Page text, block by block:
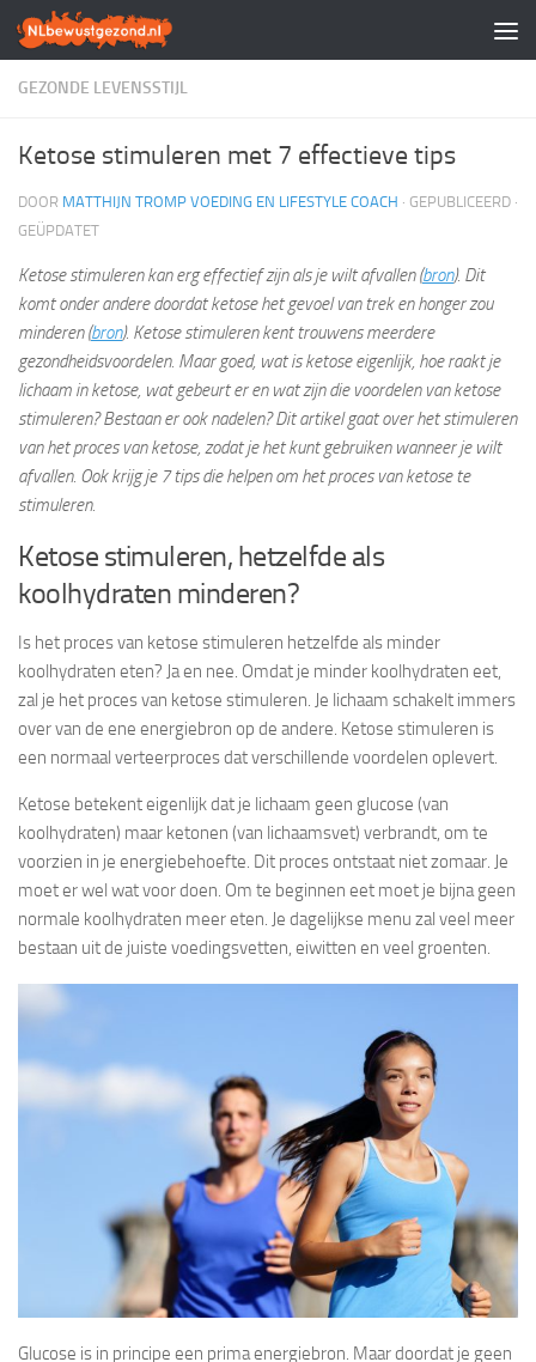
Doorgaan naar inhoud
GEZONDE LEVENSSTIJL
Ketose stimuleren met 7 effectieve tips
DOOR MATTHIJN TROMP VOEDING EN LIFESTYLE COACH · GEPUBLICEERD ·
GEÜPDATET
Ketose stimuleren kan erg effectief zijn als je wilt afvallen (bron). Dit
komt onder andere doordat ketose het gevoel van trek en honger zou
minderen (bron). Ketose stimuleren kent trouwens meerdere
gezondheidsvoordelen. Maar goed, wat is ketose eigenlijk, hoe raakt je
lichaam in ketose, wat gebeurt er en wat zijn die voordelen van ketose
stimuleren? Bestaan er ook nadelen? Dit artikel gaat over het stimuleren
van het proces van ketose, zodat je het kunt gebruiken wanneer je wilt
afvallen. Ook krijg je 7 tips die helpen om het proces van ketose te
stimuleren.
Ketose stimuleren, hetzelfde als
koolhydraten minderen?
Is het proces van ketose stimuleren hetzelfde als minder
koolhydraten eten? Ja en nee. Omdat je minder koolhydraten eet,
zal je het proces van ketose stimuleren. Je lichaam schakelt immers
over van de ene energiebron op de andere. Ketose stimuleren is
een normaal verteerproces dat verschillende voordelen oplevert.
Ketose betekent eigenlijk dat je lichaam geen glucose (van
koolhydraten) maar ketonen (van lichaamsvet) verbrandt, om te
voorzien in je energiebehoefte. Dit proces ontstaat niet zomaar. Je
moet er wel wat voor doen. Om te beginnen eet moet je bijna geen
normale koolhydraten meer eten. Je dagelijkse menu zal veel meer
bestaan uit de juiste voedingsvetten, eiwitten en veel groenten.
Glucose is in principe een prima energiebron. Maar doordat je geen